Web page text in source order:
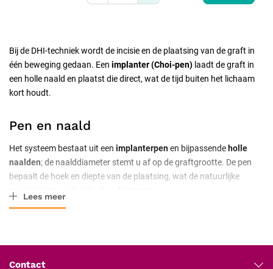
Bij de DHI-techniek wordt de incisie en de plaatsing van de graft in
één beweging gedaan. Een implanter (Choi-pen) laadt de graft in
een holle naald en plaatst die direct, wat de tijd buiten het lichaam
kort houdt.
Pen en naald
Het systeem bestaat uit een implanterpenen bijpassende holle
naalden; de naalddiameter stemt u af op de graftgrootte. De pen
bepaalt de hoek en diepte van de plaatsing, wat de natuurlijke
groeirichting en dichtheid ondersteunt.
Let op de beschikbare naalddiameters, het gemak van laden en de
ergonomie van de pen. Werk steriel en gebruik de naalden volgens
Lees meer
Contact